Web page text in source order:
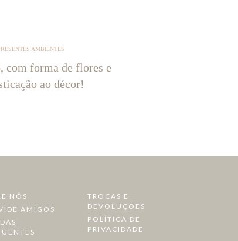
AMBIENTES
com forma de flores e
ao décor!
NÓS
AMIGOS
TROCAS E
DEVOLUÇÕES
POLÍTICA DE
PRIVACIDADE